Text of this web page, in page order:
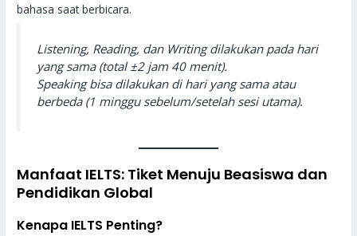
bahasa saat berbicara.
Listening, Reading, dan Writing dilakukan pada hari
yang sama (total ±2 jam 40 menit).
Speaking bisa dilakukan di hari yang sama atau
berbeda (1 minggu sebelum/setelah sesi utama).
Manfaat IELTS: Tiket Menuju Beasiswa dan
Pendidikan Global
Kenapa IELTS Penting?